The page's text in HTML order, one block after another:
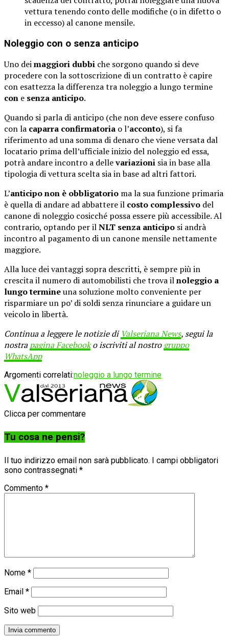
vettura tenendo conto delle modifiche (o in difetto o
in eccesso) al canone mensile.
Noleggio con o senza anticipo
Uno deimaggiori dubbi che sorgono quando si deve
procedere con la sottoscrizione di un contratto è capire
con esattezza la differenza tra noleggio a lungo termine
con e senza anticipo.
Quando si parla di anticipo (che non deve essere confuso
con la caparra confirmatoria o l’acconto), si fa
riferimento ad una somma di denaro che viene versata dal
locatario prima dell’ufficiale inizio del noleggio ed essa,
potrà andare incontro a dellevariazioni sia in base alla
tipologia di vettura scelta sia in base ad altri fattori.
L’anticipo non è obbligatorio ma la sua funzione primaria
è quella di andare ad abbattere il costo complessivo del
canone di noleggio cosicché possa essere più accessibile. Al
contrario, optando per ilNLT senza anticipo si andrà
incontro al pagamento di un canone mensile nettamente
maggiore.
Alla luce dei vantaggi sopra descritti, è sempre più in
crescita il numero di automobilisti che trova ilnoleggio a
lungo termineuna soluzione molto conveniente per
risparmiare un po’ di soldi senza rinunciare a guidare un
veicolo in libertà.
Continua a leggere le notizie di Valseriana News, segui la
nostrapagina Facebooko iscriviti al nostrogruppo
WhatsApp
Argomenti correlati:noleggio a lungo termine
Clicca per commentare
Tu cosa ne pensi?
Il tuo indirizzo email non sarà pubblicato.
I campi obbligatori
sono contrassegnati *
Commento *
Nome *
Email *
Sito web